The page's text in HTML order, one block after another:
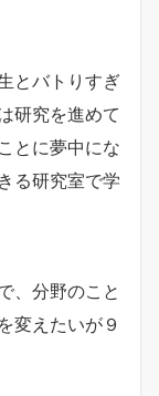
とバトりすぎ
研究を進めて
とに夢中にな
る研究室で学
、分野のこと
変えたいが９